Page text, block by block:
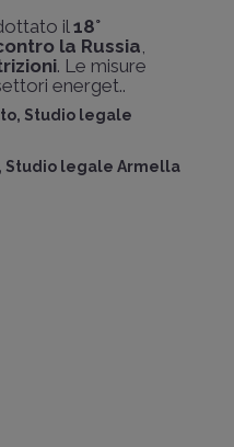
il 18°
la Russia
. Le misure
energet..
Studio legale
Studio legale Armella